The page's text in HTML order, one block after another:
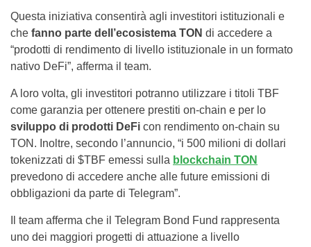
Questa iniziativa consentirà agli investitori istituzionali e
che fanno parte dell’ecosistema TON di accedere a
“prodotti di rendimento di livello istituzionale in un formato
nativo DeFi”, afferma il team.
A loro volta, gli investitori potranno utilizzare i titoli TBF
come garanzia per ottenere prestiti on-chain e per lo
sviluppo di prodotti DeFi con rendimento on-chain su
TON. Inoltre, secondo l’annuncio, “i 500 milioni di dollari
tokenizzati di $TBF emessi sulla blockchain TON
prevedono di accedere anche alle future emissioni di
obbligazioni da parte di Telegram”.
Il team afferma che il Telegram Bond Fund rappresenta
uno dei maggiori progetti di attuazione a livello